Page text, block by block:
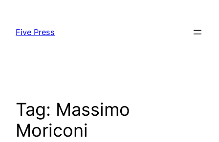
content
Five Press
Tag: Massimo
Moriconi